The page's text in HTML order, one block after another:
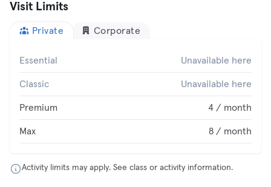
Visit Limits
Private Corporate
Essential Unavailable here
Classic Unavailable here
Premium 4 / month
Max 8 / month
Activity limits may apply. See class or activity information.